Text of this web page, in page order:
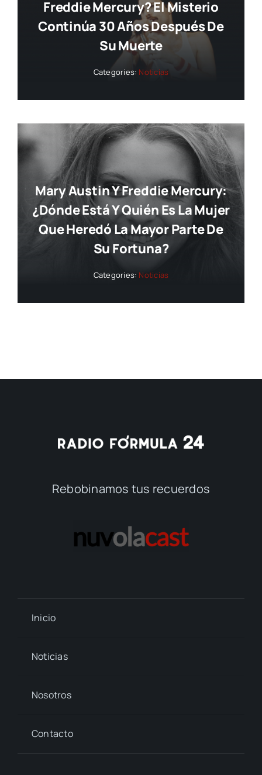
Freddie Mercury? El Misterio
Continúa 30 Años Después De
Su Muerte
Categories: Noticias
Mary Austin Y Freddie Mercury:
¿dónde Está Y Quién Es La Mujer
Que Heredó La Mayor Parte De
Su Fortuna?
Categories: Noticias
Rebobinamos tus recuerdos
Inicio
Noticias
Nosotros
Contacto